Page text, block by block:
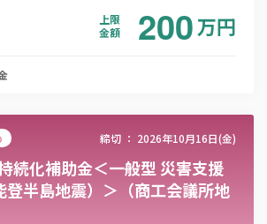
ンロード」ボタンを押下した時点
利用規約に同意したものとみなさ
上限
金額
200万円
締切 ： 2026年10月16日(金)
続化補助金＜一般型 災害支援
登半島地震）＞（商工会議所地